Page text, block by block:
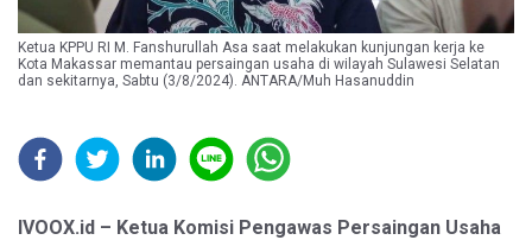
Ketua KPPU RI M. Fanshurullah Asa saat melakukan kunjungan kerja ke
Kota Makassar memantau persaingan usaha di wilayah Sulawesi Selatan
dan sekitarnya, Sabtu (3/8/2024). ANTARA/Muh Hasanuddin
IVOOX.id – Ketua Komisi Pengawas Persaingan Usaha